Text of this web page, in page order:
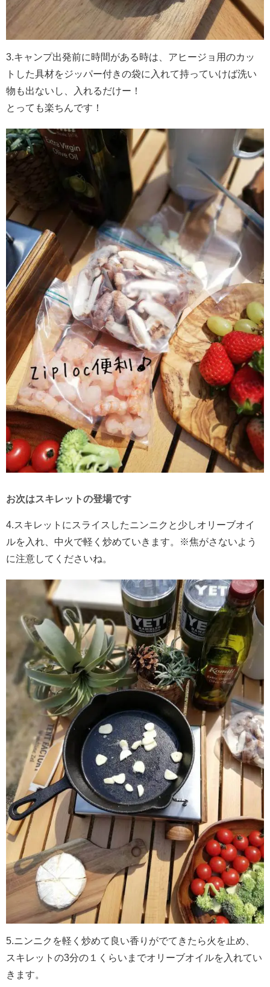
3.キャンプ出発前に時間がある時は、アヒージョ用のカッ
トした具材をジッパー付きの袋に入れて持っていけば洗い
物も出ないし、入れるだけー！
とっても楽ちんです ！
お次はスキレットの登場です
4.スキレットにスライスしたニンニクと少しオリーブオイ
ルを入れ、中火で軽く炒めていきます。
※焦がさないよう
に注意してくださいね。
5.ニンニクを軽く炒めて良い香りがでてきたら火を止め、
スキレットの3分の１くらいまでオリーブオイルを入れてい
きます。